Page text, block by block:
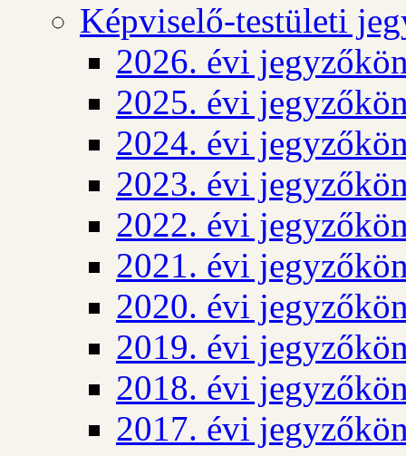
Képviselő-testületi
2026. évi
2025. évi
2024. évi
2023. évi
2022. évi
2021. évi
2020. évi
2019. évi
2018. évi
2017. évi